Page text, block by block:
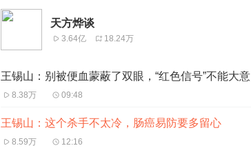
天方烨谈
3.64亿 18.24万
王锡山：别被便血蒙蔽了双眼，“红色信号”不能大意
8.38万 09:48
王锡山：这个杀手不太冷，肠癌易防要多留心
8.59万 12:16